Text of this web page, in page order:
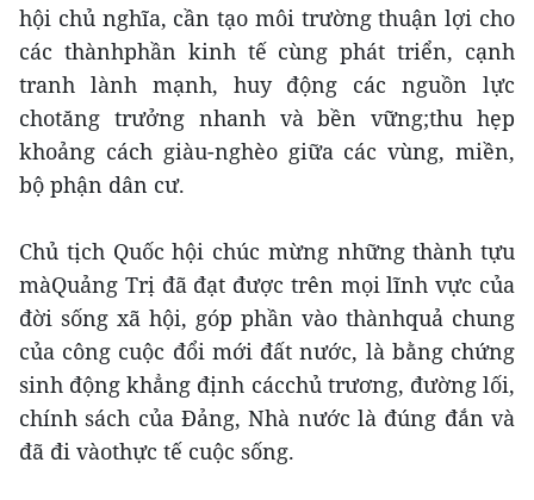
hội chủ nghĩa, cần tạo môi trường thuận lợi cho
các thànhphần kinh tế cùng phát triển, cạnh
tranh lành mạnh, huy động các nguồn lực
chotăng trưởng nhanh và bền vững;thu hẹp
khoảng cách giàu-nghèo giữa các vùng, miền,
bộ phận dân cư.
Chủ tịch Quốc hội chúc mừng những thành tựu
màQuảng Trị đã đạt được trên mọi lĩnh vực của
đời sống xã hội, góp phần vào thànhquả chung
của công cuộc đổi mới đất nước, là bằng chứng
sinh động khẳng định cácchủ trương, đường lối,
chính sách của Đảng, Nhà nước là đúng đắn và
đã đi vàothực tế cuộc sống.